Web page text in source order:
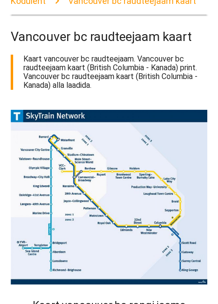
Vancouver bc raudteejaam kaart
Kaart vancouver bc raudteejaam. Vancouver bc
raudteejaam kaart (British Columbia - Kanada) print.
Vancouver bc raudteejaam kaart (British Columbia -
Kanada) alla laadida.